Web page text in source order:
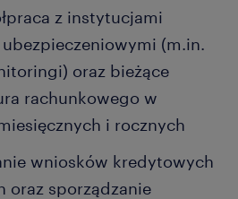
z instytucjami
(m.in.
oraz bieżące
rachunkowego w
i rocznych
wniosków kredytowych
oraz sporządzanie